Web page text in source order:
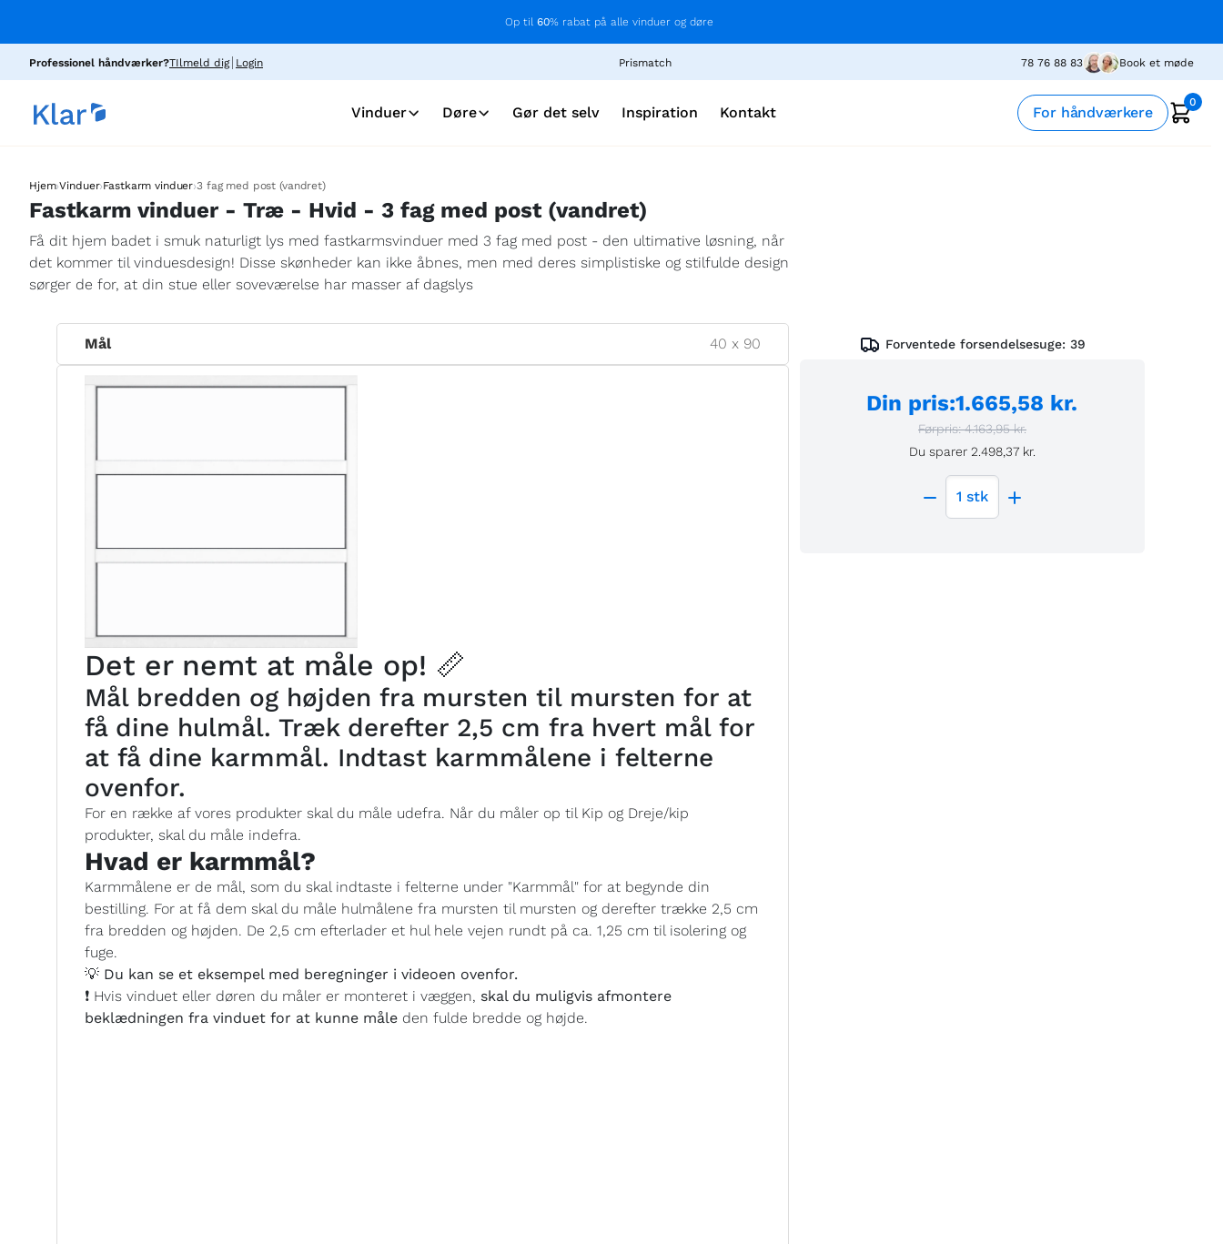
Op til 60% rabat på alle vinduer og døre
Professionel håndværker?TIlmeld dig Login Prismatch 78 76 88 83 Book et møde
Vinduer Døre Gør det selv Inspiration Kontakt For håndværkere
0
Hjem›Vinduer›Fastkarm vinduer›3 fag med post (vandret)
Fastkarm vinduer - Træ - Hvid - 3 fag med post (vandret)
Få dit hjem badet i smuk naturligt lys med fastkarmsvinduer med 3 fag med post - den ultimative løsning, når
det kommer til vinduesdesign! Disse skønheder kan ikke åbnes, men med deres simplistiske og stilfulde design
sørger de for, at din stue eller soveværelse har masser af dagslys
Mål 40 x 90
Det er nemt at måle op! 📏
Mål bredden og højden fra mursten til mursten for at
få dine hulmål. Træk derefter 2,5 cm fra hvert mål for
at få dine karmmål. Indtast karmmålene i felterne
ovenfor.
For en række af vores produkter skal du måle udefra. Når du måler op til Kip og Dreje/kip
produkter, skal du måle indefra.
Hvad er karmmål?
Karmmålene er de mål, som du skal indtaste i felterne under "Karmmål" for at begynde din
bestilling. For at få dem skal du måle hulmålene fra mursten til mursten og derefter trække 2,5 cm
fra bredden og højden. De 2,5 cm efterlader et hul hele vejen rundt på ca. 1,25 cm til isolering og
fuge.
💡 Du kan se et eksempel med beregninger i videoen ovenfor.
❗ Hvis vinduet eller døren du måler er monteret i væggen, skal du muligvis afmontere
beklædningen fra vinduet for at kunne måle den fulde bredde og højde.
Forventede forsendelsesuge: 39
Din pris:1.665,58 kr.
Førpris: 4.163,95 kr.
Du sparer 2.498,37 kr.
1 stk